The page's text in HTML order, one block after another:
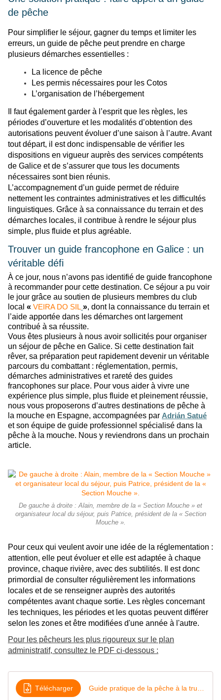
de pêche
Pour simplifier le séjour, gagner du temps et limiter les
erreurs, un guide de pêche peut prendre en charge
plusieurs démarches essentielles :
La licence de pêche
Les permis nécessaires pour les Cotos
L’organisation de l’hébergement
Il faut également garder à l’esprit que les règles, les
périodes d’ouverture et les modalités d’obtention des
autorisations peuvent évoluer d’une saison à l’autre. Avant
tout départ, il est donc indispensable de vérifier les
dispositions en vigueur auprès des services compétents
de Galice et de s’assurer que tous les documents
nécessaires sont bien réunis.
L’accompagnement d’un guide permet de réduire
nettement les contraintes administratives et les difficultés
linguistiques. Grâce à sa connaissance du terrain et des
démarches locales, il contribue à rendre le séjour plus
simple, plus fluide et plus agréable.
Trouver un guide francophone en Galice : un
véritable défi
À ce jour, nous n’avons pas identifié de guide francophone
à recommander pour cette destination. Ce séjour a pu voir
le jour grâce au soutien de plusieurs membres du club
local « VEIRA DO SIL », dont la connaissance du terrain et
l’aide apportée dans les démarches ont largement
contribué à sa réussite.
Vous êtes plusieurs à nous avoir sollicités pour organiser
un séjour de pêche en Galice. Si cette destination fait
rêver, sa préparation peut rapidement devenir un véritable
parcours du combattant : réglementation, permis,
démarches administratives et rareté des guides
francophones sur place. Pour vous aider à vivre une
expérience plus simple, plus fluide et pleinement réussie,
nous vous proposerons d’autres destinations de pêche à
la mouche en Espagne, accompagnées par Adrián Satué
et son équipe de guide professionnel spécialisé dans la
pêche à la mouche. Nous y reviendrons dans un prochain
article.
De gauche à droite : Alain, membre de la « Section Mouche » et
organisateur local du séjour, puis Patrice, président de la « Section
Mouche ».
Pour ceux qui veulent avoir une idée de la réglementation :
attention, elle peut évoluer et elle est adaptée à chaque
province, chaque rivière, avec des subtilités. Il est donc
primordial de consulter régulièrement les informations
locales et de se renseigner auprès des autorités
compétentes avant chaque sortie. Les règles concernant
les techniques, les périodes et les quotas peuvent différer
selon les zones et être modifiées d'une année à l'autre.
Pour les pêcheurs les plus rigoureux sur le plan
administratif, consultez le PDF ci-dessous :
Télécharger